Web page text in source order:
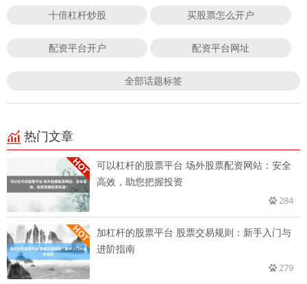
十倍杠杆炒股 买股票怎么开户
配资平台开户 配资平台网址
全部话题标签
热门文章
可以杠杆的股票平台 场外股票配资网站：安全
高效，助您把握投资
284
加杠杆的股票平台 股票交易规则：新手入门与
进阶指南
279